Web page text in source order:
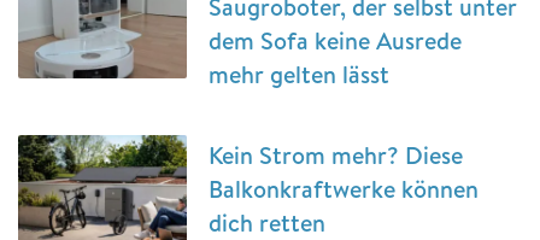
dem Sofa keine Ausrede
mehr gelten lässt
Kein Strom mehr? Diese
Balkonkraftwerke können
dich retten